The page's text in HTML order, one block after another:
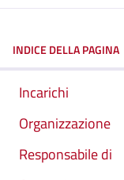
INDICE DELLA PAGINA
Incarichi
Organizzazione
Responsabile di